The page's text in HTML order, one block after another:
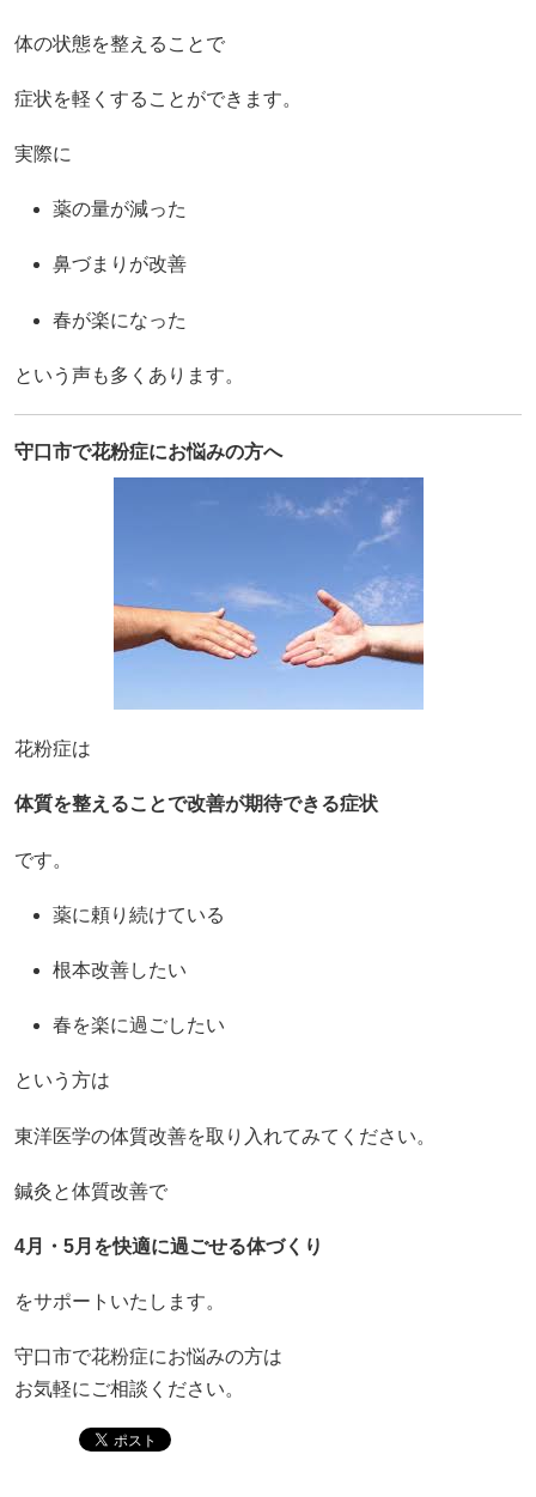
体の状態を整えることで
症状を軽くすることができます。
実際に
薬の量が減った
鼻づまりが改善
春が楽になった
という声も多くあります。
守口市で花粉症にお悩みの方へ
花粉症は
体質を整えることで改善が期待できる症状
です。
薬に頼り続けている
根本改善したい
春を楽に過ごしたい
という方は
東洋医学の体質改善を取り入れてみてください。
鍼灸と体質改善で
4月・5月を快適に過ごせる体づくり
をサポートいたします。
守口市で花粉症にお悩みの方は
お気軽にご相談ください。